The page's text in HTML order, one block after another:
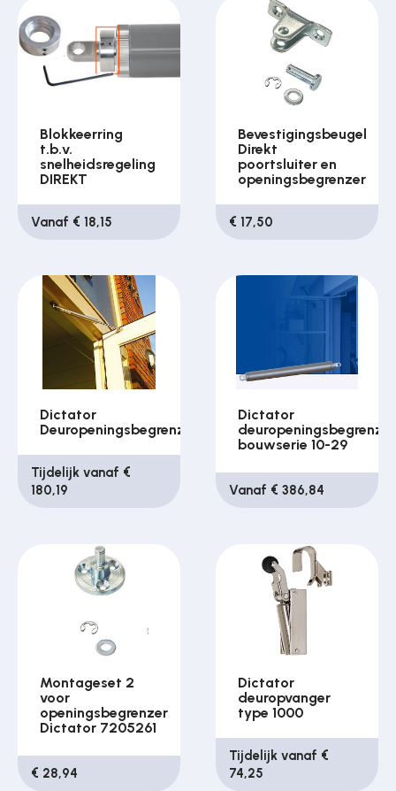
Blokkeerring
t.b.v.
snelheidsregeling
DIREKT
Vanaf € 18,15
Bevestigingsbeugel
Direkt
poortsluiter en
openingsbegrenzer
€ 17,50
Dictator
Deuropeningsbegrenzer
Tijdelijk vanaf €
180,19
Dictator
deuropeningsbegrenzer
bouwserie 10-29
Vanaf € 386,84
Montageset 2
voor
openingsbegrenzer
Dictator 7205261
€ 28,94
Dictator
deuropvanger
type 1000
Tijdelijk vanaf €
74,25